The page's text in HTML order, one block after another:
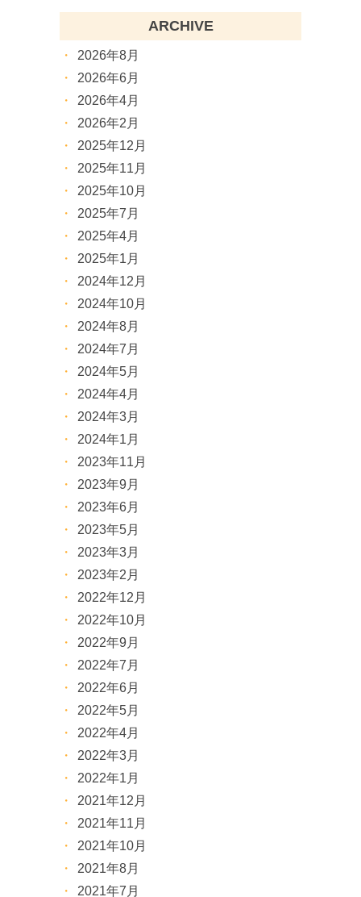
ARCHIVE
2026年8月
2026年6月
2026年4月
2026年2月
2025年12月
2025年11月
2025年10月
2025年7月
2025年4月
2025年1月
2024年12月
2024年10月
2024年8月
2024年7月
2024年5月
2024年4月
2024年3月
2024年1月
2023年11月
2023年9月
2023年6月
2023年5月
2023年3月
2023年2月
2022年12月
2022年10月
2022年9月
2022年7月
2022年6月
2022年5月
2022年4月
2022年3月
2022年1月
2021年12月
2021年11月
2021年10月
2021年8月
2021年7月